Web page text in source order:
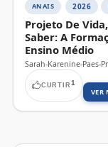
ANAIS 2026
Projeto De
Saber: A
Ensino Médio
Sarah-Karenine-Paes-
CURTIR 1
VER